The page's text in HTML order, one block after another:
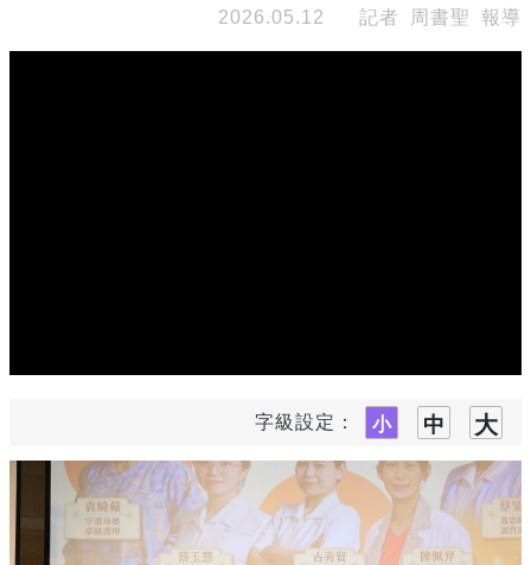
2026.05.12 記者 周書聖 報導
字級設定：